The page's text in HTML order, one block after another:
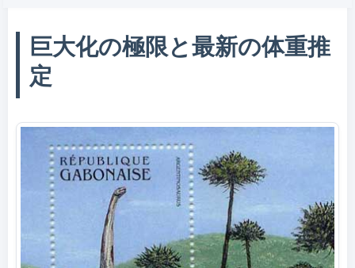
巨大化の極限と最新の体重推
定